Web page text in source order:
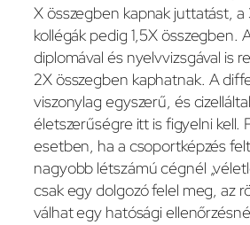
X összegben kapnak juttatást,
kollégák pedig 1,5X összegben.
diplomával és nyelvvizsgával is
2X összegben kaphatnak. A
viszonylag egyszerű, és
életszerűségre itt is figyelni kell.
esetben, ha a csoportképzés
nagyobb létszámú cégnél
csak egy dolgozó felel meg, az
válhat egy hatósági